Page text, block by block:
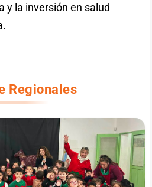
y la inversión en salud
Regionales